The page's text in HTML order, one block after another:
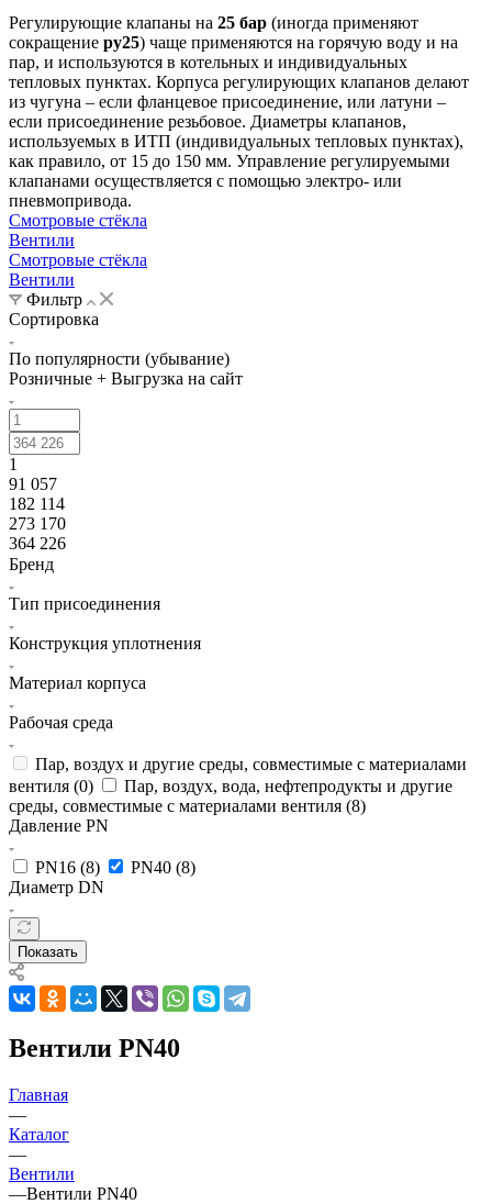
Регулирующие клапаны на 25 бар (иногда применяют
сокращение ру25) чаще применяются на горячую воду и на
пар, и используются в котельных и индивидуальных
тепловых пунктах. Корпуса регулирующих клапанов делают
из чугуна – если фланцевое присоединение, или латуни –
если присоединение резьбовое. Диаметры клапанов,
используемых в ИТП (индивидуальных тепловых пунктах),
как правило, от 15 до 150 мм. Управление регулируемыми
клапанами осуществляется с помощью электро- или
пневмопривода.
Смотровые стёкла
Вентили
Смотровые стёкла
Вентили
Фильтр
Сортировка
По популярности (убывание)
Розничные + Выгрузка на сайт
1
91 057
182 114
273 170
364 226
Бренд
Тип присоединения
Конструкция уплотнения
Материал корпуса
Рабочая среда
Пар, воздух и другие среды, совместимые с материалами
вентиля (0)
Пар, воздух, вода, нефтепродукты и другие
среды, совместимые с материалами вентиля (8)
Давление PN
PN16 (8) PN40 (8)
Диаметр DN
Показать
Вентили PN40
Главная
—
Каталог
—
Вентили
—Вентили PN40